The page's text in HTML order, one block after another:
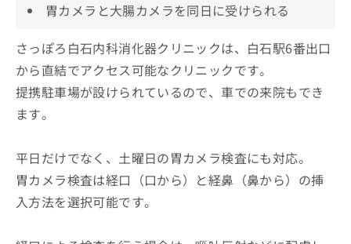
胃カメラと大腸カメラを同日に受けられる
さっぽろ白石内科消化器クリニックは、白石駅6番出口
から直結でアクセス可能なクリニックです。
提携駐車場が設けられているので、車での来院もでき
ます。
平日だけでなく、土曜日の胃カメラ検査にも対応。
胃カメラ検査は経口（口から）と経鼻（鼻から）の挿
入方法を選択可能です。